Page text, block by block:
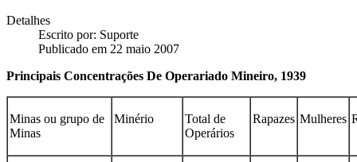
Detalhes
Escrito por: Suporte
Publicado em 22 maio 2007
Principais Concentrações De Operariado Mineiro, 1939
Minas ou grupo de
Minas
Minério
Total de
Operários
Rapazes Mulheres